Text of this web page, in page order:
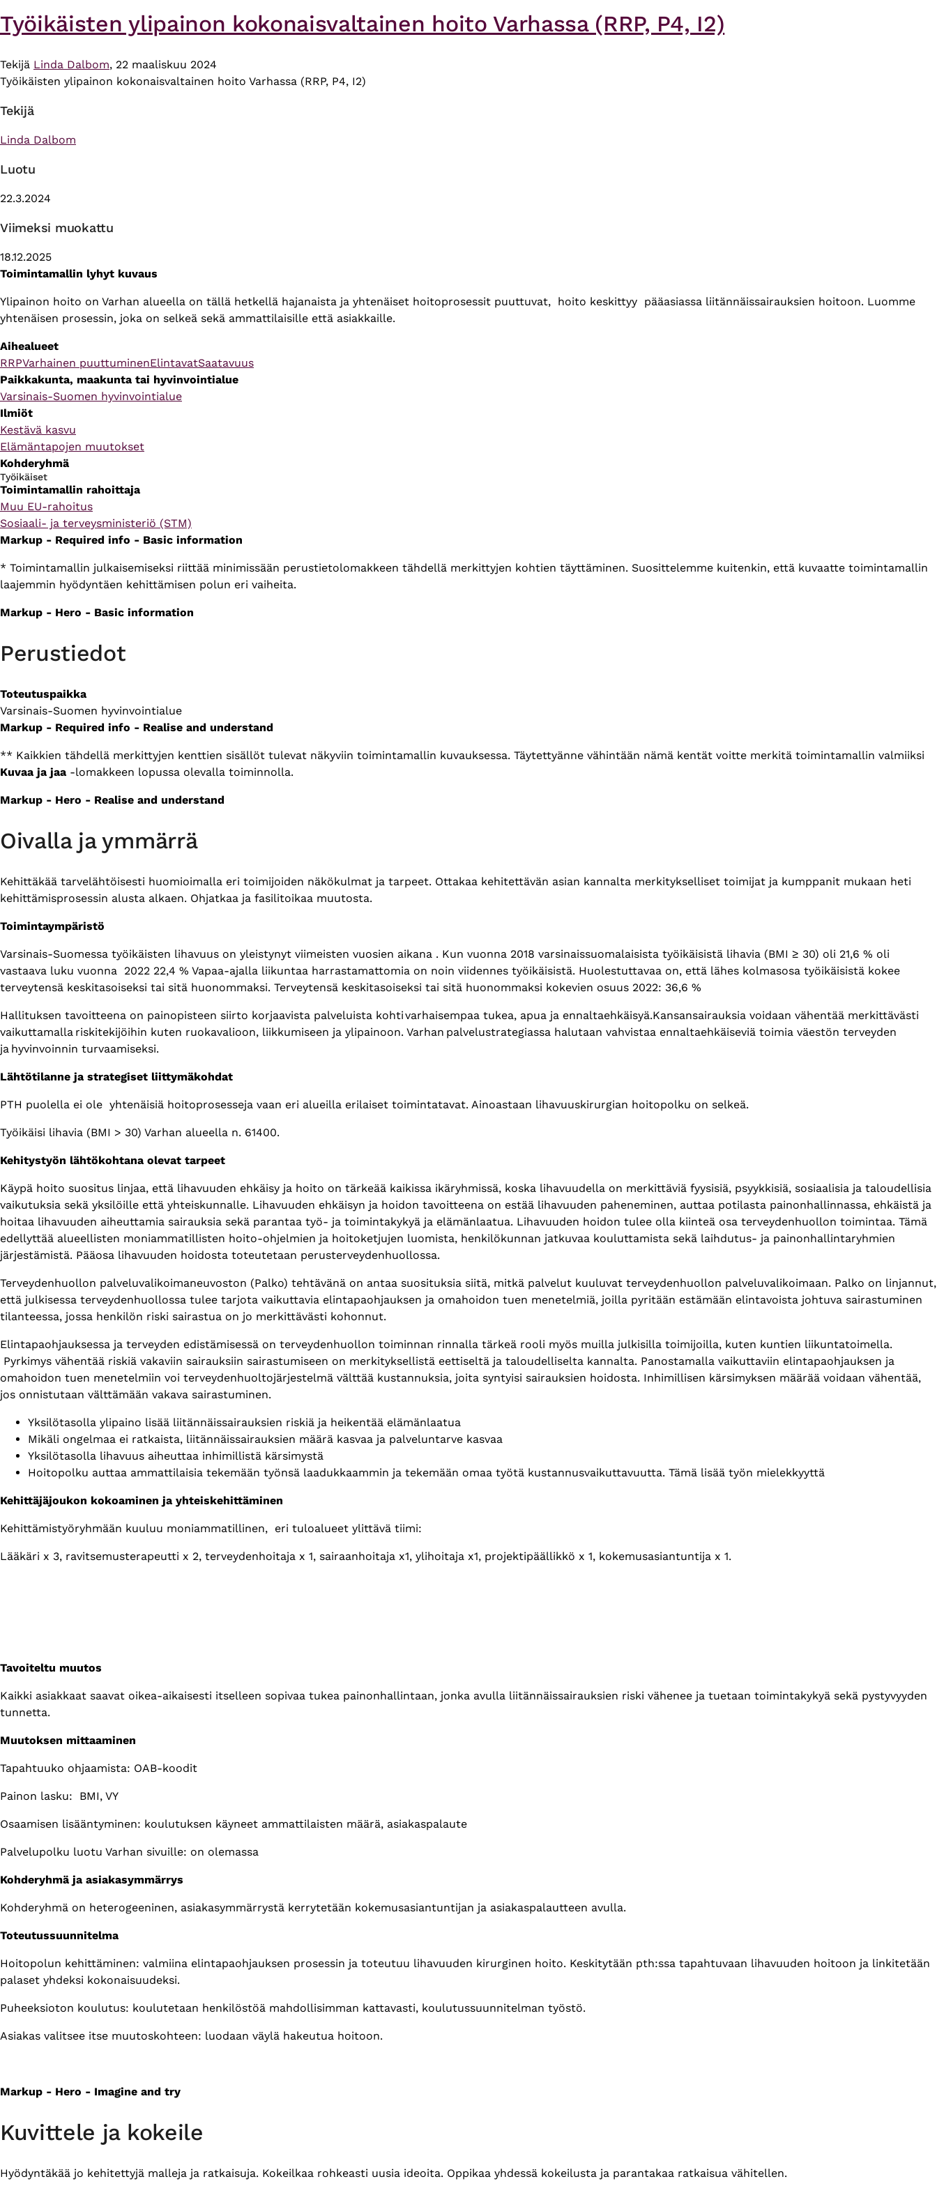
Työikäisten ylipainon kokonaisvaltainen hoito Varhassa (RRP, P4, I2)
Tekijä Linda Dalbom, 22 maaliskuu 2024
Työikäisten ylipainon kokonaisvaltainen hoito Varhassa (RRP, P4, I2)
Tekijä
Linda Dalbom
Luotu
22.3.2024
Viimeksi muokattu
18.12.2025
Toimintamallin lyhyt kuvaus
Ylipainon hoito on Varhan alueella on tällä hetkellä hajanaista ja yhtenäiset hoitoprosessit puuttuvat, hoito keskittyy pääasiassa liitännäissairauksien hoitoon. Luomme
yhtenäisen prosessin, joka on selkeä sekä ammattilaisille että asiakkaille.
Aihealueet
RRPVarhainen puuttuminenElintavatSaatavuus
Paikkakunta, maakunta tai hyvinvointialue
Varsinais-Suomen hyvinvointialue
Ilmiöt
Kestävä kasvu
Elämäntapojen muutokset
Kohderyhmä
Työikäiset
Toimintamallin rahoittaja
Muu EU-rahoitus
Sosiaali- ja terveysministeriö (STM)
Markup - Required info - Basic information
* Toimintamallin julkaisemiseksi riittää minimissään perustietolomakkeen tähdellä merkittyjen kohtien täyttäminen. Suosittelemme kuitenkin, että kuvaatte toimintamallin
laajemmin hyödyntäen kehittämisen polun eri vaiheita.
Markup - Hero - Basic information
Perustiedot
Toteutuspaikka
Varsinais-Suomen hyvinvointialue
Markup - Required info - Realise and understand
** Kaikkien tähdellä merkittyjen kenttien sisällöt tulevat näkyviin toimintamallin kuvauksessa. Täytettyänne vähintään nämä kentät voitte merkitä toimintamallin valmiiksi
Kuvaa ja jaa -lomakkeen lopussa olevalla toiminnolla.
Markup - Hero - Realise and understand
Oivalla ja ymmärrä
Kehittäkää tarvelähtöisesti huomioimalla eri toimijoiden näkökulmat ja tarpeet. Ottakaa kehitettävän asian kannalta merkitykselliset toimijat ja kumppanit mukaan heti
kehittämisprosessin alusta alkaen. Ohjatkaa ja fasilitoikaa muutosta.
Toimintaympäristö
Varsinais-Suomessa työikäisten lihavuus on yleistynyt viimeisten vuosien aikana . Kun vuonna 2018 varsinaissuomalaisista työikäisistä lihavia (BMI ≥ 30) oli 21,6 % oli
vastaava luku vuonna 2022 22,4 % Vapaa-ajalla liikuntaa harrastamattomia on noin viidennes työikäisistä. Huolestuttavaa on, että lähes kolmasosa työikäisistä kokee
terveytensä keskitasoiseksi tai sitä huonommaksi. Terveytensä keskitasoiseksi tai sitä huonommaksi kokevien osuus 2022: 36,6 %
Hallituksen tavoitteena on painopisteen siirto korjaavista palveluista kohti varhaisempaa tukea, apua ja ennaltaehkäisyä.​Kansansairauksia voidaan vähentää merkittävästi
vaikuttamalla riskitekijöihin kuten ruokavalioon, liikkumiseen ja ylipainoon.​ Varhan palvelustrategiassa halutaan vahvistaa ennaltaehkäiseviä toimia väestön terveyden
ja hyvinvoinnin turvaamiseksi.​
Lähtötilanne ja strategiset liittymäkohdat
PTH puolella ei ole yhtenäisiä hoitoprosesseja vaan eri alueilla erilaiset toimintatavat. Ainoastaan lihavuuskirurgian hoitopolku on selkeä.
Työikäisi lihavia (BMI > 30) Varhan alueella n. 61400.
Kehitystyön lähtökohtana olevat tarpeet
Käypä hoito suositus linjaa, että lihavuuden ehkäisy ja hoito on tärkeää kaikissa ikäryhmissä, koska lihavuudella on merkittäviä fyysisiä, psyykkisiä, sosiaalisia ja taloudellisia
vaikutuksia sekä yksilöille että yhteiskunnalle. Lihavuuden ehkäisyn ja hoidon tavoitteena on estää lihavuuden paheneminen, auttaa potilasta painonhallinnassa, ehkäistä ja
hoitaa lihavuuden aiheuttamia sairauksia sekä parantaa työ- ja toimintakykyä ja elämänlaatua. Lihavuuden hoidon tulee olla kiinteä osa terveydenhuollon toimintaa. Tämä
edellyttää alueellisten moniammatillisten hoito-ohjelmien ja hoitoketjujen luomista, henkilökunnan jatkuvaa kouluttamista sekä laihdutus- ja painonhallintaryhmien
järjestämistä. Pääosa lihavuuden hoidosta toteutetaan perusterveydenhuollossa.
Terveydenhuollon palveluvalikoimaneuvoston (Palko) tehtävänä on antaa suosituksia siitä, mitkä palvelut kuuluvat terveydenhuollon palveluvalikoimaan. Palko on linjannut,
että julkisessa terveydenhuollossa tulee tarjota vaikuttavia elintapaohjauksen ja omahoidon tuen menetelmiä, joilla pyritään estämään elintavoista johtuva sairastuminen
tilanteessa, jossa henkilön riski sairastua on jo merkittävästi kohonnut.
Elintapaohjauksessa ja terveyden edistämisessä on terveydenhuollon toiminnan rinnalla tärkeä rooli myös muilla julkisilla toimijoilla, kuten kuntien liikuntatoimella.
Pyrkimys vähentää riskiä vakaviin sairauksiin sairastumiseen on merkityksellistä eettiseltä ja taloudelliselta kannalta. Panostamalla vaikuttaviin elintapaohjauksen ja
omahoidon tuen menetelmiin voi terveydenhuoltojärjestelmä välttää kustannuksia, joita syntyisi sairauksien hoidosta. Inhimillisen kärsimyksen määrää voidaan vähentää,
jos onnistutaan välttämään vakava sairastuminen.
Yksilötasolla ylipaino lisää liitännäissairauksien riskiä ja heikentää elämänlaatua
Mikäli ongelmaa ei ratkaista, liitännäissairauksien määrä kasvaa ja palveluntarve kasvaa
Yksilötasolla lihavuus aiheuttaa inhimillistä kärsimystä
Hoitopolku auttaa ammattilaisia tekemään työnsä laadukkaammin ja tekemään omaa työtä kustannusvaikuttavuutta. Tämä lisää työn mielekkyyttä
Kehittäjäjoukon kokoaminen ja yhteiskehittäminen
Kehittämistyöryhmään kuuluu moniammatillinen, eri tuloalueet ylittävä tiimi:
Lääkäri x 3, ravitsemusterapeutti x 2, terveydenhoitaja x 1, sairaanhoitaja x1, ylihoitaja x1, projektipäällikkö x 1, kokemusasiantuntija x 1.
Tavoiteltu muutos
Kaikki asiakkaat saavat oikea-aikaisesti itselleen sopivaa tukea painonhallintaan, jonka avulla liitännäissairauksien riski vähenee ja tuetaan toimintakykyä sekä pystyvyyden
tunnetta.
Muutoksen mittaaminen
Tapahtuuko ohjaamista: OAB-koodit
Painon lasku: BMI, VY
Osaamisen lisääntyminen: koulutuksen käyneet ammattilaisten määrä, asiakaspalaute
Palvelupolku luotu Varhan sivuille: on olemassa
Kohderyhmä ja asiakasymmärrys
Kohderyhmä on heterogeeninen, asiakasymmärrystä kerrytetään kokemusasiantuntijan ja asiakaspalautteen avulla.
Toteutussuunnitelma
Hoitopolun kehittäminen: valmiina elintapaohjauksen prosessin ja toteutuu lihavuuden kirurginen hoito. Keskitytään pth:ssa tapahtuvaan lihavuuden hoitoon ja linkitetään
palaset yhdeksi kokonaisuudeksi.
Puheeksioton koulutus: koulutetaan henkilöstöä mahdollisimman kattavasti, koulutussuunnitelman työstö.
Asiakas valitsee itse muutoskohteen: luodaan väylä hakeutua hoitoon.
Markup - Hero - Imagine and try
Kuvittele ja kokeile
Hyödyntäkää jo kehitettyjä malleja ja ratkaisuja. Kokeilkaa rohkeasti uusia ideoita. Oppikaa yhdessä kokeilusta ja parantakaa ratkaisua vähitellen.